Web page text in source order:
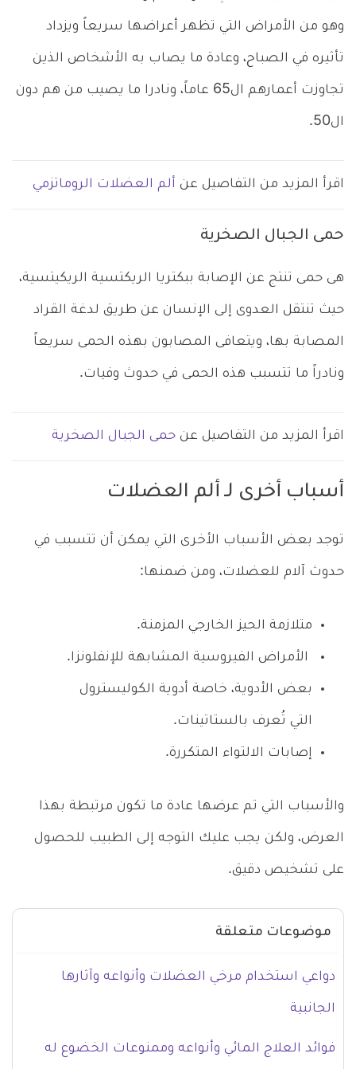
وهو من الأمراض التي تظهر أعراضها سريعاً ويزداد
تأثيره في الصباح، وعادة ما يصاب به الأشخاص الذين
تجاوزت أعمارهم ال65 عاماً، ونادرا ما يصيب من هم دون
ال50.
اقرأ المزيد من التفاصيل عن ألم العضلات الروماتزمي
حمى الجبال الصخرية
هى حمى تنتج عن الإصابة ببكتريا الريكتسية الريكيتسية،
حيث تنتقل العدوى إلى الإنسان عن طريق لدغة القراد
المصابة بها، ويتعافى المصابون بهذه الحمى سريعاً
ونادراً ما تتسبب هذه الحمى في حدوث وفيات.
اقرأ المزيد من التفاصيل عن حمى الجبال الصخرية
أسباب أخرى لـ ألم العضلات
توجد بعض الأسباب الأخرى التي يمكن أن تتسبب في
حدوث آلام للعضلات، ومن ضمنها:
متلازمة الحيز الخارجي المزمنة.
الأمراض الفيروسية المشابهة للإنفلونزا.
بعض الأدوية، خاصة أدوية الكوليسترول
التي تُعرف بالستاتينات.
إصابات الالتواء المتكررة.
والأسباب التي تم عرضها عادة ما تكون مرتبطة بهذا
العرض، ولكن يجب عليك التوجه إلى الطبيب للحصول
على تشخيص دقيق.
موضوعات متعلقة
دواعي استخدام مرخي العضلات وأنواعه وآثارها
الجانبية
فوائد العلاج المائي وأنواعه وممنوعات الخضوع له